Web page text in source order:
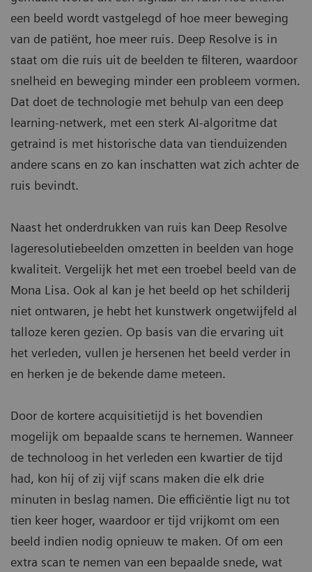
een beeld wordt vastgelegd of hoe meer beweging
van de patiënt, hoe meer ruis. Deep Resolve is in
staat om die ruis uit de beelden te filteren, waardoor
snelheid en beweging minder een probleem vormen.
Dat doet de technologie met behulp van een deep
learning-netwerk, met een sterk AI-algoritme dat
getraind is met historische data van tienduizenden
andere scans en zo kan inschatten wat zich achter de
ruis bevindt.
Naast het onderdrukken van ruis kan Deep Resolve
lageresolutiebeelden omzetten in beelden van hoge
kwaliteit. Vergelijk het met een troebel beeld van de
Mona Lisa. Ook al kan je het beeld op het schilderij
niet ontwaren, je hebt het kunstwerk ongetwijfeld al
talloze keren gezien. Op basis van die ervaring uit
het verleden, vullen je hersenen het beeld verder in
en herken je de bekende dame meteen.
Door de kortere acquisitietijd is het bovendien
mogelijk om bepaalde scans te hernemen. Wanneer
de technoloog in het verleden een kwartier de tijd
had, kon hij of zij vijf scans maken die elk drie
minuten in beslag namen. Die efficiëntie ligt nu tot
tien keer hoger, waardoor er tijd vrijkomt om een
beeld indien nodig opnieuw te maken. Of om een
extra scan te nemen van een bepaalde snede, wat